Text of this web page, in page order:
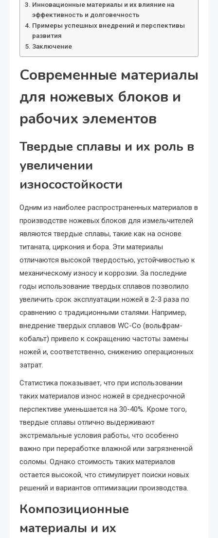
Инновационные материалы и их влияние на
эффективность и долговечность
Примеры успешных внедрений и перспективы
развития
Заключение
Современные материалы
для ножевых блоков и
рабочих элементов
Твердые сплавы и их роль в
увеличении
износостойкости
Одним из наиболее распространенных материалов в
производстве ножевых блоков для измельчителей
являются твердые сплавы, такие как на основе
титаната, циркония и бора. Эти материалы
отличаются высокой твердостью, устойчивостью к
механическому износу и коррозии. За последние
годы использование твердых сплавов позволило
увеличить срок эксплуатации ножей в 2-3 раза по
сравнению с традиционными сталями. Например,
внедрение твердых сплавов WC-Co (вольфрам-
кобальт) привело к сокращению частоты замены
ножей и, соответственно, снижению операционных
затрат.
Статистика показывает, что при использовании
таких материалов износ ножей в среднесрочной
перспективе уменьшается на 30-40%. Кроме того,
твердые сплавы отлично выдерживают
экстремальные условия работы, что особенно
важно при переработке влажной или загрязненной
соломы. Однако стоимость таких материалов
остается высокой, что стимулирует поиски новых
решений и вариантов оптимизации производства.
Композиционные
материалы и их